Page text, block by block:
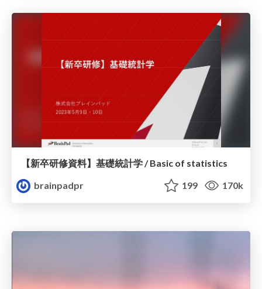
【新卒研修資料】基礎統計学 / Basic of statistics
brainpadpr
199 170k